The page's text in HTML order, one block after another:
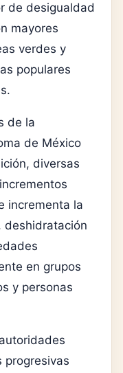
de desigualdad
mayores
verdes y
populares
de la
de México
diversas
incrementa la
deshidratación
en grupos
y personas
progresivas